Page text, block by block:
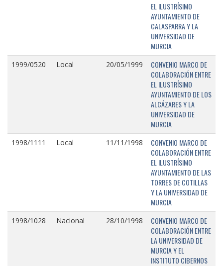
EL ILUSTRÍSIMO
AYUNTAMIENTO DE
CALASPARRA Y LA
UNIVERSIDAD DE
MURCIA
1999/0520 Local 20/05/1999
CONVENIO MARCO DE
COLABORACIÓN ENTRE
EL ILUSTRÍSIMO
AYUNTAMIENTO DE LOS
ALCÁZARES Y LA
UNIVERSIDAD DE
MURCIA
1998/1111 Local 11/11/1998
CONVENIO MARCO DE
COLABORACIÓN ENTRE
EL ILUSTRÍSIMO
AYUNTAMIENTO DE LAS
TORRES DE COTILLAS
Y LA UNIVERSIDAD DE
MURCIA
1998/1028 Nacional 28/10/1998
CONVENIO MARCO DE
COLABORACIÓN ENTRE
LA UNIVERSIDAD DE
MURCIA Y EL
INSTITUTO CIBERNOS